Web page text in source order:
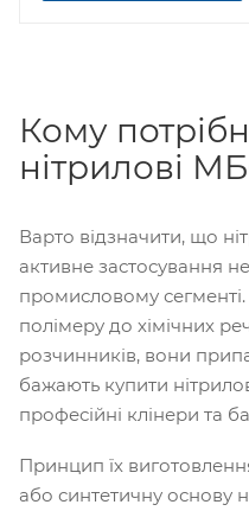
Кому
нітрилові
Варто відзначити, що
активне застосування
промисловому сегменті.
полімеру до хімічних
розчинників, вони
бажають купити
професійні клінери та
Принцип їх
або синтетичну основу